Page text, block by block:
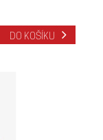
DO KOŠÍKU